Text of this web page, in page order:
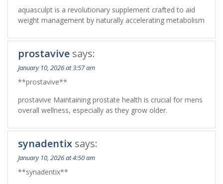
aquasculpt is a revolutionary supplement crafted to aid
weight management by naturally accelerating metabolism
prostavive says:
January 10, 2026 at 3:57 am
**prostavive**
prostavive Maintaining prostate health is crucial for mens
overall wellness, especially as they grow older.
synadentix says:
January 10, 2026 at 4:50 am
**synadentix**